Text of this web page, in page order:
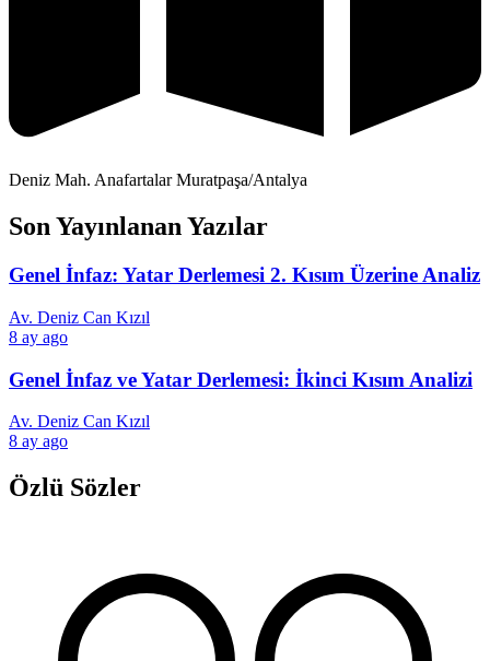
Deniz Mah. Anafartalar Muratpaşa/Antalya
Son Yayınlanan Yazılar
Genel İnfaz: Yatar Derlemesi 2. Kısım Üzerine Analiz
Av. Deniz Can Kızıl
8 ay ago
Genel İnfaz ve Yatar Derlemesi: İkinci Kısım Analizi
Av. Deniz Can Kızıl
8 ay ago
Özlü Sözler